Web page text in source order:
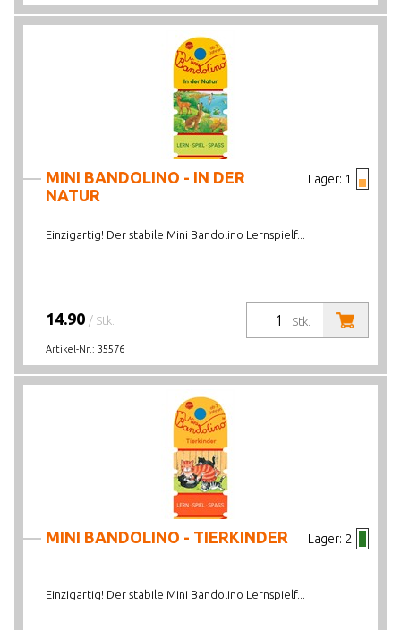
Lager: 1
MINI BANDOLINO - IN DER
NATUR
Einzigartig! Der stabile Mini Bandolino Lernspielf...
Stk.
14.90 / Stk.
Artikel-Nr.: 35576
Lager: 2
MINI BANDOLINO - TIERKINDER
Einzigartig! Der stabile Mini Bandolino Lernspielf...